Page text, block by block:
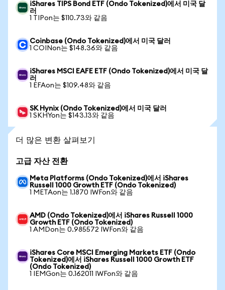
iShares TIPS Bond ETF (Ondo Tokenized)에서 미국 달
러
1 TIPon는 $110.73와 같음
Coinbase (Ondo Tokenized)에서 미국 달러
1 COINon는 $148.36와 같음
iShares MSCI EAFE ETF (Ondo Tokenized)에서 미국 달
러
1 EFAon는 $109.48와 같음
SK Hynix (Ondo Tokenized)에서 미국 달러
1 SKHYon는 $143.13와 같음
더 많은 변환 살펴보기
고급 자산 전환
Meta Platforms (Ondo Tokenized)에서 iShares
Russell 1000 Growth ETF (Ondo Tokenized)
1 METAon는 1.1870 IWFon와 같음
AMD (Ondo Tokenized)에서 iShares Russell 1000
Growth ETF (Ondo Tokenized)
1 AMDon는 0.985572 IWFon와 같음
iShares Core MSCI Emerging Markets ETF (Ondo
Tokenized)에서 iShares Russell 1000 Growth ETF
(Ondo Tokenized)
1 IEMGon는 0.162011 IWFon와 같음